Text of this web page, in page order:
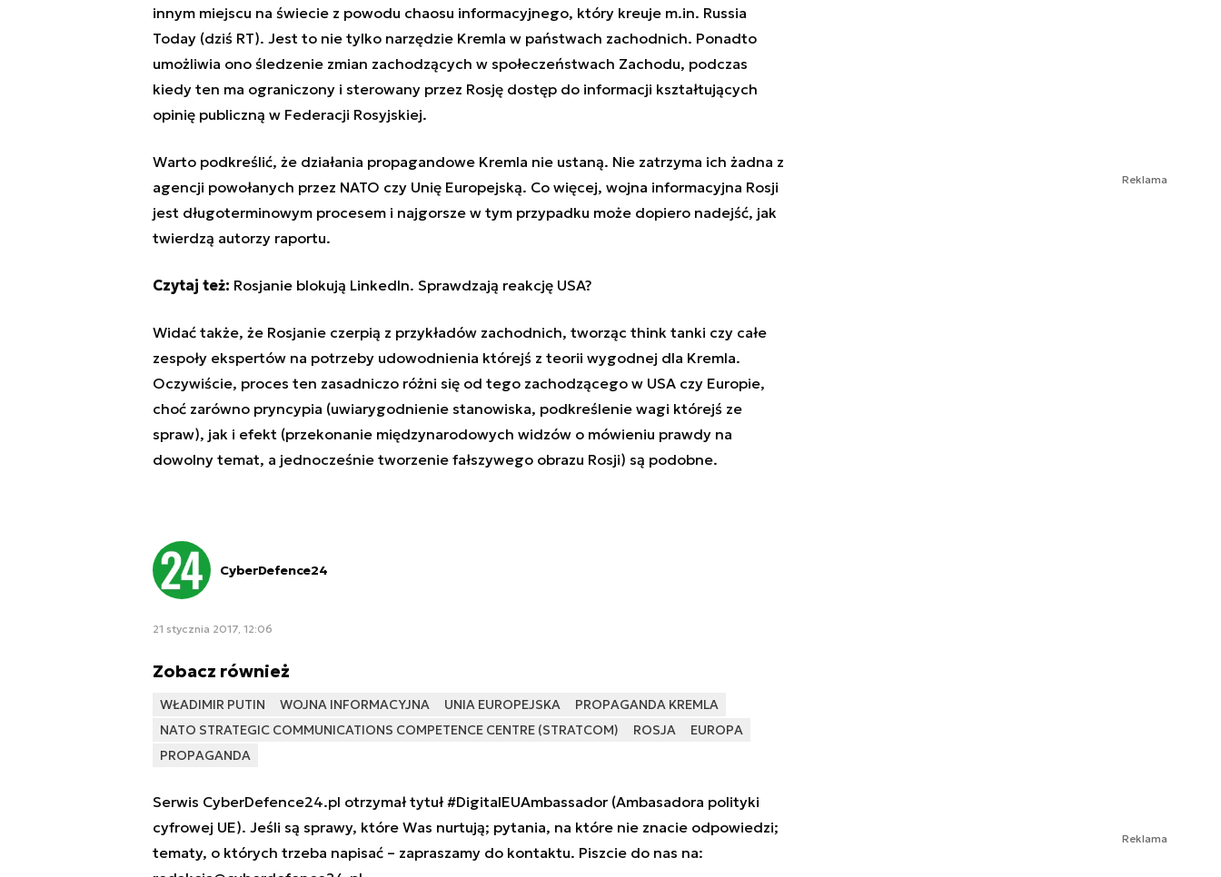
innym miejscu na świecie z powodu chaosu informacyjnego, który kreuje m.in. Russia
Today (dziś RT). Jest to nie tylko narzędzie Kremla w państwach zachodnich. Ponadto
umożliwia ono śledzenie zmian zachodzących w społeczeństwach Zachodu, podczas
kiedy ten ma ograniczony i sterowany przez Rosję dostęp do informacji kształtujących
opinię publiczną w Federacji Rosyjskiej.
Warto podkreślić, że działania propagandowe Kremla nie ustaną. Nie zatrzyma ich żadna z
agencji powołanych przez NATO czy Unię Europejską. Co więcej, wojna informacyjna Rosji
jest długoterminowym procesem i najgorsze w tym przypadku może dopiero nadejść, jak
twierdzą autorzy raportu.
Czytaj też: Rosjanie blokują LinkedIn. Sprawdzają reakcję USA?
Widać także, że Rosjanie czerpią z przykładów zachodnich, tworząc think tanki czy całe
zespoły ekspertów na potrzeby udowodnienia którejś z teorii wygodnej dla Kremla.
Oczywiście, proces ten zasadniczo różni się od tego zachodzącego w USA czy Europie,
choć zarówno pryncypia (uwiarygodnienie stanowiska, podkreślenie wagi którejś ze
spraw), jak i efekt (przekonanie międzynarodowych widzów o mówieniu prawdy na
dowolny temat, a jednocześnie tworzenie fałszywego obrazu Rosji) są podobne.
CyberDefence24
21 stycznia 2017, 12:06
Zobacz również
WŁADIMIR PUTIN WOJNA INFORMACYJNA UNIA EUROPEJSKA
PROPAGANDA KREMLA
NATO STRATEGIC COMMUNICATIONS COMPETENCE CENTRE (STRATCOM)
ROSJA
EUROPA
PROPAGANDA
Serwis CyberDefence24.pl otrzymał tytuł #DigitalEUAmbassador (Ambasadora polityki
cyfrowej UE). Jeśli są sprawy, które Was nurtują; pytania, na które nie znacie odpowiedzi;
tematy, o których trzeba napisać – zapraszamy do kontaktu. Piszcie do nas na:
Reklama
Reklama